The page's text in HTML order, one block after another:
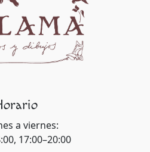
a viernes:
17:00–20:00